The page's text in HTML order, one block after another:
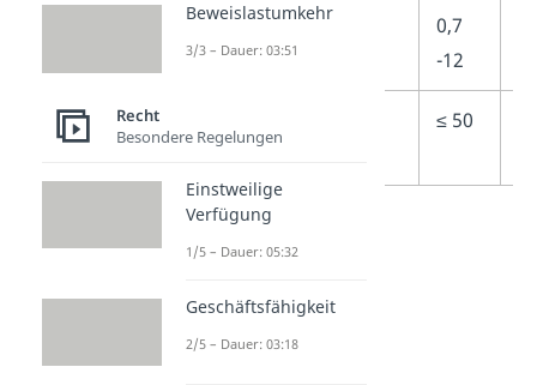
Umsatz in
Mio. €
0,7
-12
Mitarbeiter
≤ 50
Beweislastumkehr
3/3 – Dauer: 03:51
Recht
Besondere Regelungen
Einstweilige
Verfügung
1/5 – Dauer: 05:32
Geschäftsfähigkeit
2/5 – Dauer: 03:18